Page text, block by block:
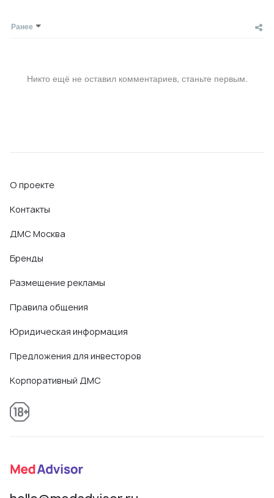
Ранее
Никто ещё не оставил комментариев, станьте первым.
О проекте
Контакты
ДМС Москва
Бренды
Размещение рекламы
Правила общения
Юридическая информация
Предложения для инвесторов
Корпоративный ДМС